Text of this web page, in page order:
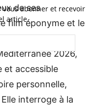
de ses
film éponyme et le
Welles.
2026,
et accessible
personnelle,
interroge à la
vous abonner et recevoir
article.